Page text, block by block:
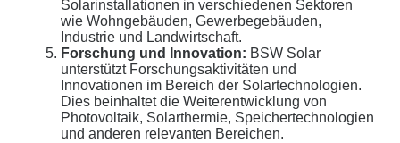
Solarinstallationen in verschiedenen Sektoren
wie Wohngebäuden, Gewerbegebäuden,
Industrie und Landwirtschaft.
Forschung und Innovation: BSW Solar
unterstützt Forschungsaktivitäten und
Innovationen im Bereich der Solartechnologien.
Dies beinhaltet die Weiterentwicklung von
Photovoltaik, Solarthermie, Speichertechnologien
und anderen relevanten Bereichen.